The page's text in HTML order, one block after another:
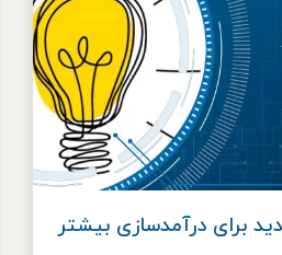
برای درآمدسازی بیشتر